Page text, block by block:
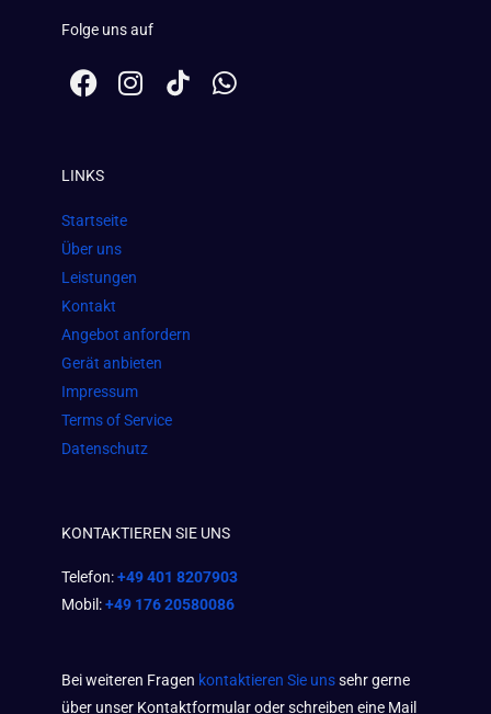
Folge uns auf
F
a
b
o
o
k
I
n
m
W
h
LINKS
Startseite
Über uns
Leistungen
Kontakt
Angebot anfordern
Gerät anbieten
Impressum
Terms of Service
Datenschutz
KONTAKTIEREN SIE UNS
Telefon:+49 401 8207903
Mobil:+49 176 20580086
Bei weiteren Fragen kontaktieren Sie unssehr gerne
über unser Kontaktformular oder schreiben eine Mail